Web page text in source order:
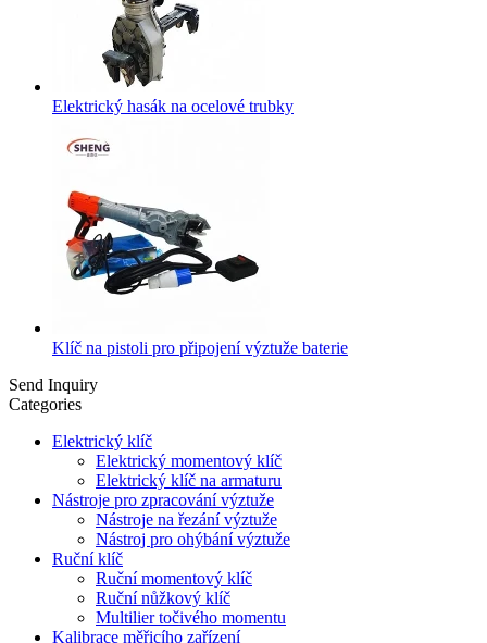
Elektrický hasák na ocelové trubky
Klíč na pistoli pro připojení výztuže baterie
Send Inquiry
Categories
Elektrický klíč
Elektrický momentový klíč
Elektrický klíč na armaturu
Nástroje pro zpracování výztuže
Nástroje na řezání výztuže
Nástroj pro ohýbání výztuže
Ruční klíč
Ruční momentový klíč
Ruční nůžkový klíč
Multilier točivého momentu
Kalibrace měřicího zařízení